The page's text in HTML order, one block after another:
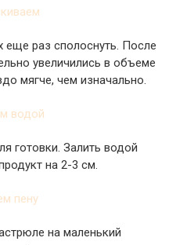
еще раз сполоснуть. После
увеличились в объеме
мягче, чем изначально.
готовки. Залить водой
на 2-3 см.
на маленький